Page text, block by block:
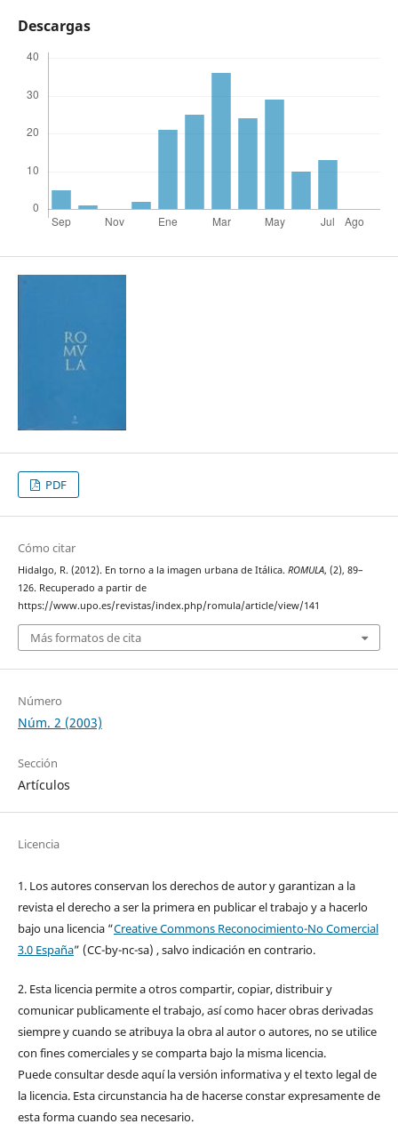
Descargas
PDF
Cómo citar
Hidalgo, R. (2012). En torno a la imagen urbana de Itálica. ROMULA, (2), 89–
126. Recuperado a partir de
https://www.upo.es/revistas/index.php/romula/article/view/141
Más formatos de cita
Número
Núm. 2 (2003)
Sección
Artículos
Licencia
1. Los autores conservan los derechos de autor y garantizan a la
revista el derecho a ser la primera en publicar el trabajo y a hacerlo
bajo una licencia “Creative Commons Reconocimiento-No Comercial
3.0 España” (CC-by-nc-sa) , salvo indicación en contrario.
2. Esta licencia permite a otros compartir, copiar, distribuir y
comunicar publicamente el trabajo, así como hacer obras derivadas
siempre y cuando se atribuya la obra al autor o autores, no se utilice
con fines comerciales y se comparta bajo la misma licencia.
Puede consultar desde aquí la versión informativa y el texto legal de
la licencia. Esta circunstancia ha de hacerse constar expresamente de
esta forma cuando sea necesario.